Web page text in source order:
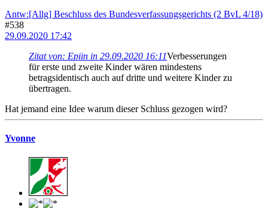
Antw:[Allg] Beschluss des Bundesverfassungsgerichts (2 BvL 4/18)
#538
29.09.2020 17:42
Zitat von: Epiin in 29.09.2020 16:11Verbesserungen
für erste und zweite Kinder wären mindestens
betragsidentisch auch auf dritte und weitere Kinder zu
übertragen.
Hat jemand eine Idee warum dieser Schluss gezogen wird?
Yvonne